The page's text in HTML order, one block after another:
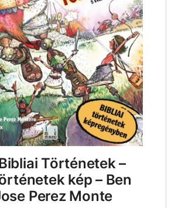
Történetek –
kép – Ben
Perez Monte